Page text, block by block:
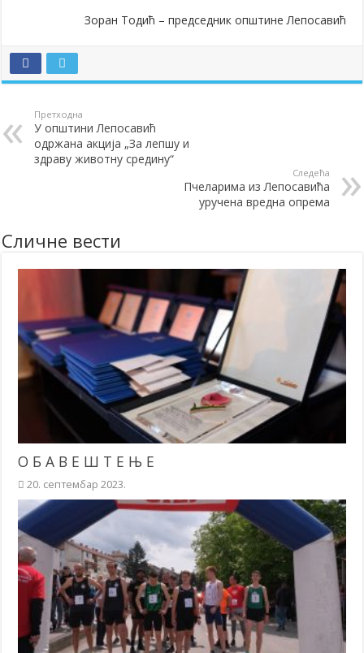
Зоран Тодић – председник општине Лепосавић
Претходна
У општини Лепосавић
одржана акција „За лепшу и
здраву животну средину“
Следећа
Пчеларима из Лепосавића
уручена вредна опрема
Сличне вести
О Б А В Е Ш Т Е Њ Е
20. септембар 2023.